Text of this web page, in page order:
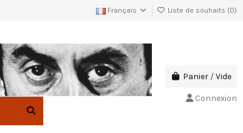
Français Liste de souhaits (0)
Panier /Vide
Connexion